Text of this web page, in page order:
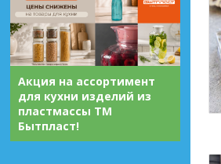
Акция на ассортимент
для кухни изделий из
пластмассы ТМ
Бытпласт!